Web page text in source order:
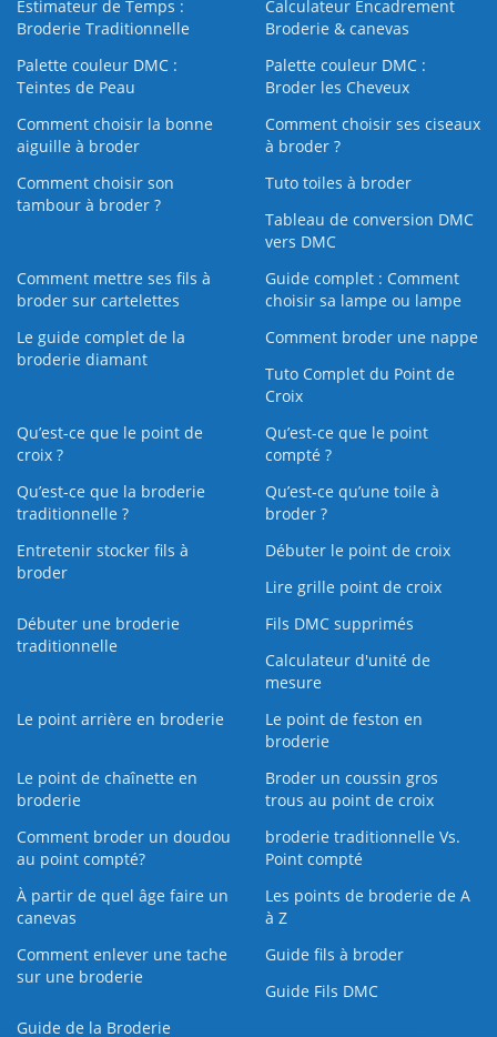
Estimateur de Temps :
Broderie Traditionnelle
Calculateur Encadrement
Broderie & canevas
Palette couleur DMC :
Teintes de Peau
Palette couleur DMC :
Broder les Cheveux
Comment choisir la bonne
aiguille à broder
Comment choisir ses ciseaux
à broder ?
Comment choisir son
tambour à broder ?
Tuto toiles à broder
Tableau de conversion DMC
vers DMC
Comment mettre ses fils à
broder sur cartelettes
Guide complet : Comment
choisir sa lampe ou lampe
Le guide complet de la
broderie diamant
Comment broder une nappe
Tuto Complet du Point de
Croix
Qu’est-ce que le point de
croix ?
Qu’est-ce que le point
compté ?
Qu’est-ce que la broderie
traditionnelle ?
Qu’est‑ce qu’une toile à
broder ?
Entretenir stocker fils à
broder
Débuter le point de croix
Lire grille point de croix
Débuter une broderie
traditionnelle
Fils DMC supprimés
Calculateur d'unité de
mesure
Le point arrière en broderie
Le point de feston en
broderie
Le point de chaînette en
broderie
Broder un coussin gros
trous au point de croix
Comment broder un doudou
au point compté?
broderie traditionnelle Vs.
Point compté
À partir de quel âge faire un
canevas
Les points de broderie de A
à Z
Comment enlever une tache
sur une broderie
Guide fils à broder
Guide Fils DMC
Guide de la Broderie